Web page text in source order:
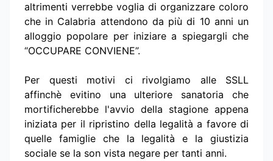
altrimenti verrebbe voglia di organizzare coloro
che in Calabria attendono da più di 10 anni un
alloggio popolare per iniziare a spiegargli che
“OCCUPARE CONVIENE”.
Per questi motivi ci rivolgiamo alle SSLL
affinchè evitino una ulteriore sanatoria che
mortificherebbe l'avvio della stagione appena
iniziata per il ripristino della legalità a favore di
quelle famiglie che la legalità e la giustizia
sociale se la son vista negare per tanti anni.